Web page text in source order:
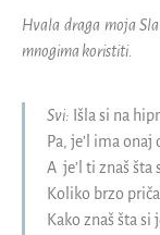
Hvala draga moja
mnogima koristiti.
Svi: Išla si na
Pa, je’l ima
A je’l ti znaš šta
Koliko brzo
Kako znaš šta